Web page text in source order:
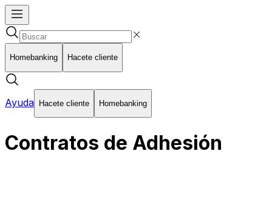
Homebanking Hacete cliente
Ayuda Hacete cliente Homebanking
Contratos de Adhesión